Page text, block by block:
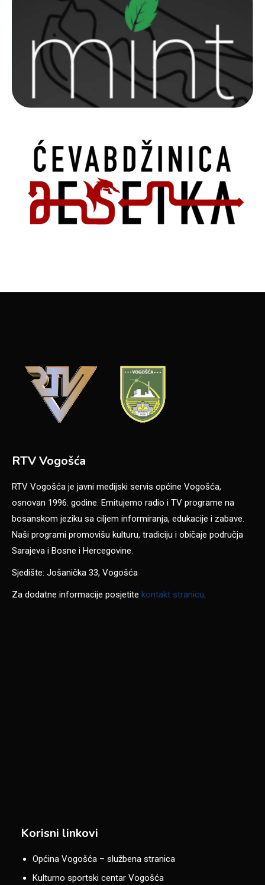
RTV Vogošća
RTV Vogošća je javni medijski servis općine Vogošća,
osnovan 1996. godine. Emitujemo radio i TV programe na
bosanskom jeziku sa ciljem informiranja, edukacije i zabave.
Naši programi promovišu kulturu, tradiciju i običaje područja
Sarajeva i Bosne i Hercegovine.
Sjedište: Jošanička 33, Vogošća
Za dodatne informacije posjetite kontakt stranicu.
Korisni linkovi
Općina Vogošća – službena stranica
Kulturno sportski centar Vogošća